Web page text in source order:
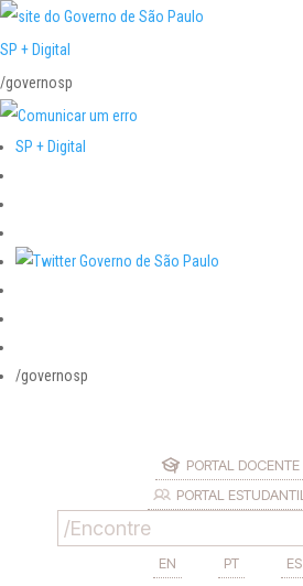
SP + Digital
/governosp
SP + Digital
/governosp
PORTAL DOCENTE
PORTAL ESTUDANTIL
EN PT ES